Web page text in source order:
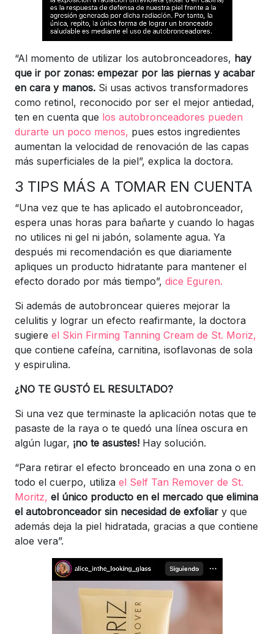
“Al momento de utilizar los autobronceadores, hay
que ir por zonas: empezar por las piernas y acabar
en cara y manos. Si usas activos transformadores
como retinol, reconocido por ser el mejor antiedad,
ten en cuenta que los autobronceadores pueden
durarte un poco menos, pues estos ingredientes
aumentan la velocidad de renovación de las capas
más superficiales de la piel”, explica la doctora.
3 TIPS MÁS A TOMAR EN CUENTA
“Una vez que te has aplicado el autobronceador,
espera unas horas para bañarte y cuando lo hagas
no utilices ni gel ni jabón, solamente agua. Ya
después mi recomendación es que diariamente
apliques un producto hidratante para mantener el
efecto dorado por más tiempo”, dice Eguren.
Si además de autobroncear quieres mejorar la
celulitis y lograr un efecto reafirmante, la doctora
sugiere el Skin Firming Tanning Cream de St. Moriz,
que contiene cafeína, carnitina, isoflavonas de sola
y espirulina.
¿NO TE GUSTÓ EL RESULTADO?
Si una vez que terminaste la aplicación notas que te
pasaste de la raya o te quedó una línea oscura en
algún lugar, ¡no te asustes! Hay solución.
“Para retirar el efecto bronceado en una zona o en
todo el cuerpo, utiliza el Self Tan Remover de St.
Moritz, el único producto en el mercado que elimina
el autobronceador sin necesidad de exfoliar y que
además deja la piel hidratada, gracias a que contiene
aloe vera”.